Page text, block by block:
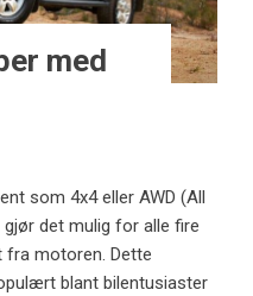
med
som 4x4 eller AWD (All
det mulig for alle fire
motoren. Dette
blant bilentusiaster